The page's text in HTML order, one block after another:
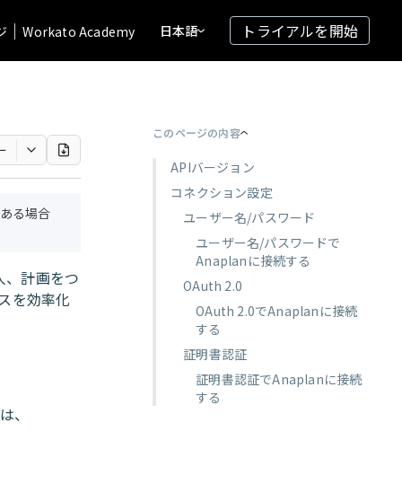
Workato Academy 日本語 トライアルを開始
る場合
、計画をつ
を効率化
、
このページの内容
APIバージョン
コネクション設定
ユーザー名/パスワード
ユーザー名/パスワードで
Anaplanに接続する
OAuth 2.0
OAuth 2.0でAnaplanに接続
する
証明書認証
証明書認証でAnaplanに接続
する